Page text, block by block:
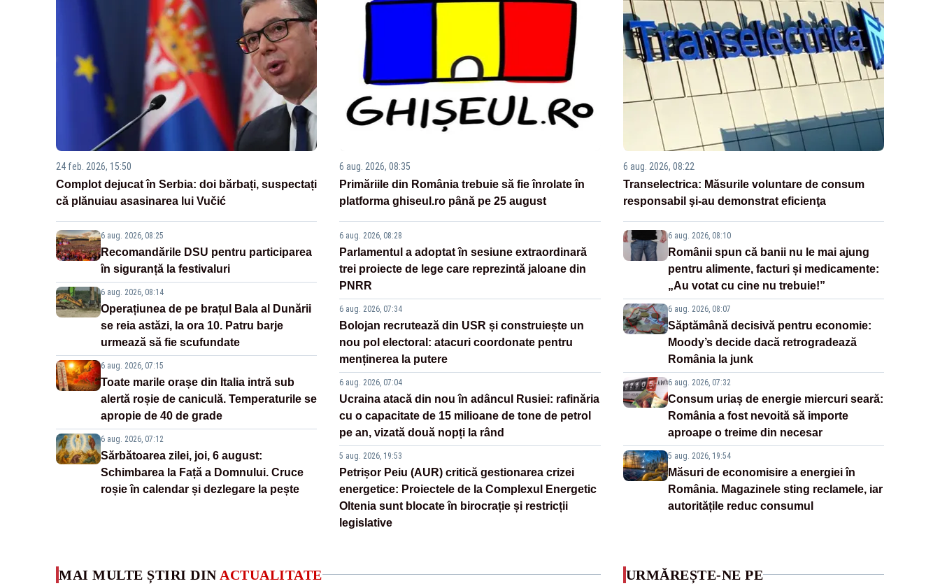
24 feb. 2026, 15:50
Complot dejucat în Serbia: doi bărbați, suspectați
că plănuiau asasinarea lui Vučić
6 aug. 2026, 08:25
Recomandările DSU pentru participarea
în siguranță la festivaluri
6 aug. 2026, 08:14
Operațiunea de pe brațul Bala al Dunării
se reia astăzi, la ora 10. Patru barje
urmează să fie scufundate
6 aug. 2026, 07:15
Toate marile orașe din Italia intră sub
alertă roșie de caniculă. Temperaturile se
apropie de 40 de grade
6 aug. 2026, 07:12
Sărbătoarea zilei, joi, 6 august:
Schimbarea la Față a Domnului. Cruce
roșie în calendar și dezlegare la pește
6 aug. 2026, 08:35
Primăriile din România trebuie să fie înrolate în
platforma ghiseul.ro până pe 25 august
6 aug. 2026, 08:28
Parlamentul a adoptat în sesiune extraordinară
trei proiecte de lege care reprezintă jaloane din
PNRR
6 aug. 2026, 07:34
Bolojan recrutează din USR și construiește un
nou pol electoral: atacuri coordonate pentru
menținerea la putere
6 aug. 2026, 07:04
Ucraina atacă din nou în adâncul Rusiei: rafinăria
cu o capacitate de 15 milioane de tone de petrol
pe an, vizată două nopți la rând
5 aug. 2026, 19:53
Petrișor Peiu (AUR) critică gestionarea crizei
energetice: Proiectele de la Complexul Energetic
Oltenia sunt blocate în birocrație și restricții
legislative
6 aug. 2026, 08:22
Transelectrica: Măsurile voluntare de consum
responsabil şi-au demonstrat eficienţa
6 aug. 2026, 08:10
Românii spun că banii nu le mai ajung
pentru alimente, facturi și medicamente:
„Au votat cu cine nu trebuie!”
6 aug. 2026, 08:07
Săptămână decisivă pentru economie:
Moody’s decide dacă retrogradează
România la junk
6 aug. 2026, 07:32
Consum uriaș de energie miercuri seară:
România a fost nevoită să importe
aproape o treime din necesar
5 aug. 2026, 19:54
Măsuri de economisire a energiei în
România. Magazinele sting reclamele, iar
autoritățile reduc consumul
MAI MULTE ȘTIRI DIN ACTUALITATE URMĂREȘTE-NE PE